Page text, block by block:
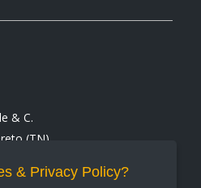
& C.
(TN)
& Privacy Policy?